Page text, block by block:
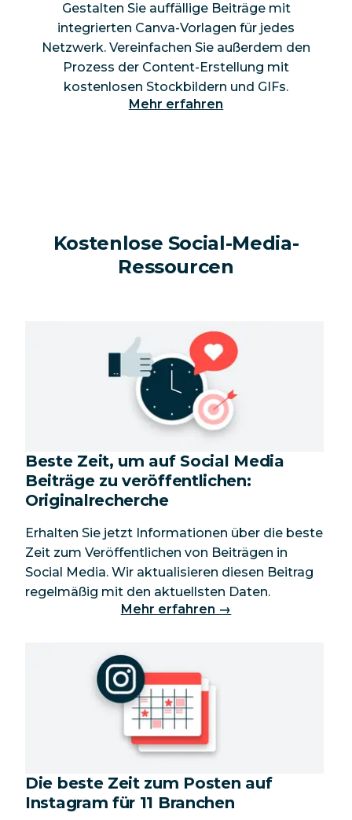
Gestalten Sie auffällige Beiträge mit
integrierten Canva-Vorlagen für jedes
Netzwerk. Vereinfachen Sie außerdem den
Prozess der Content-Erstellung mit
kostenlosen Stockbildern und GIFs.
Mehr erfahren
Kostenlose Social-Media-
Ressourcen
Beste Zeit, um auf Social Media
Beiträge zu veröffentlichen:
Originalrecherche
Erhalten Sie jetzt Informationen über die beste
Zeit zum Veröffentlichen von Beiträgen in
Social Media. Wir aktualisieren diesen Beitrag
regelmäßig mit den aktuellsten Daten.
Mehr erfahren →
Die beste Zeit zum Posten auf
Instagram für 11 Branchen